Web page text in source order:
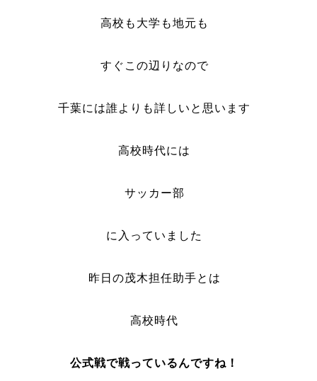
高校も大学も地元も
すぐこの辺りなので
千葉には誰よりも詳しいと思います
高校時代には
サッカー部
に入っていました
昨日の茂木担任助手とは
高校時代
公式戦で戦っているんですね！